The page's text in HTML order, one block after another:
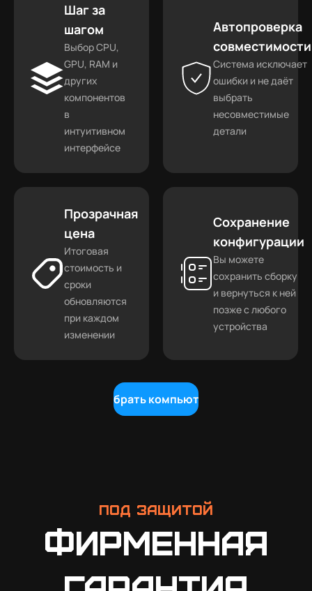
Шаг за
шагом
Выбор CPU,
GPU, RAM и
других
компонентов
в
интуитивном
интерфейсе
Автопроверка
совместимости
Система исключает
ошибки и не даёт
выбрать
несовместимые
детали
Прозрачная
цена
Итоговая
стоимость и
сроки
обновляются
при каждом
изменении
Сохранение
конфигурации
Вы можете
сохранить сборку
и вернуться к ней
позже с любого
устройства
Собрать компьютер
Под защитой
Фирменная